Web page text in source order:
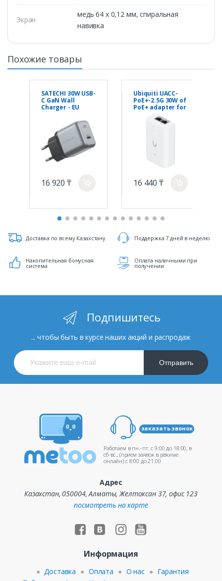
Экран
медь 64 x 0,12 мм, спиральная
навивка
Похожие товары
SATECHI 30W USB-
C GaN Wall
Charger - EU
16 920 ₸
Ubiquiti UACC-
PoE+-2.5G 30W of
PoE+ adapter for
UniFi PoE+
devices, reduce
power, and
provide a Multi-
Gigabit LAN
16 440 ₸
Доставка по всему Казахстану Поддержка 7 дней в неделю
Накопительная бонусная
система
Оплата наличными при
получении
Подпишитесь
... чтобы быть в курсе наших акций и распродаж
Отправить
заказать звонок
Работаем в пн.-пт. c 9:00 до 18:00, в
сб-вс., (прием заявок в режиме
онлайн) c 8:00 до 21:00
Адрес
Казахстан, 050004, Алматы, Желтоксан 37, офис 123
посмотреть на карте
Информация
Доставка Оплата О нас
Гарантия